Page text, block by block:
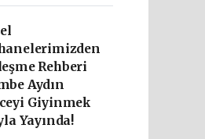
Rehberi
Aydın
Giyinmek
Yayında!